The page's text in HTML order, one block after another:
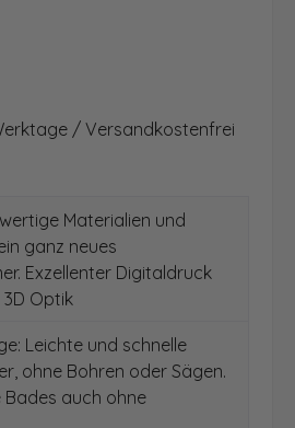
/ Versandkostenfrei
Materialien und
ganz neues
Exzellenter Digitaldruck
Optik
Leichte und schnelle
ohne Bohren oder Sägen.
Bades auch ohne